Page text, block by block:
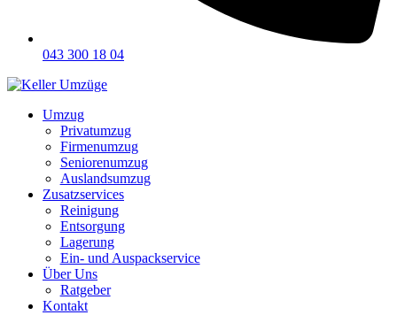
043 300 18 04
Umzug
Privatumzug
Firmenumzug
Seniorenumzug
Auslandsumzug
Zusatzservices
Reinigung
Entsorgung
Lagerung
Ein- und Auspackservice
Über Uns
Ratgeber
Kontakt